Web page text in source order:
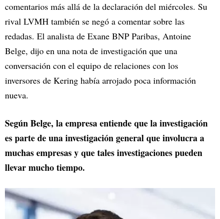
comentarios más allá de la declaración del miércoles. Su
rival LVMH también se negó a comentar sobre las
redadas. El analista de Exane BNP Paribas, Antoine
Belge, dijo en una nota de investigación que una
conversación con el equipo de relaciones con los
inversores de Kering había arrojado poca información
nueva.
Según Belge, la empresa entiende que la investigación
es parte de una investigación general que involucra a
muchas empresas y que tales investigaciones pueden
llevar mucho tiempo.